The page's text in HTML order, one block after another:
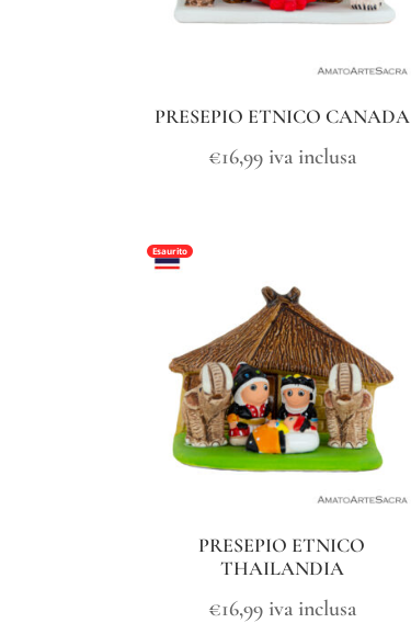
PRESEPIO ETNICO CANADA
€16,99 iva inclusa
Esaurito
PRESEPIO ETNICO
THAILANDIA
€16,99 iva inclusa